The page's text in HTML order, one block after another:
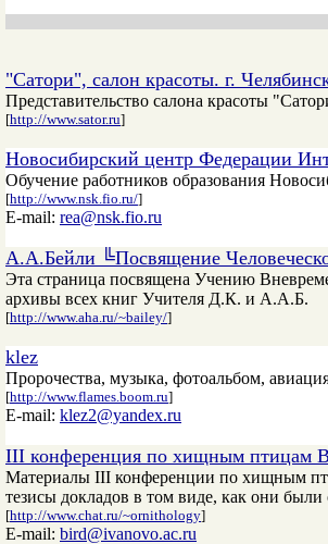
"Сатори", салон красоты. г.
Представительство салона красоты
[http://www.sator.ru]
Новосибирский центр Федерации
Обучение работников образования
[http://www.nsk.fio.ru/]
E-mail: rea@nsk.fio.ru
А.А.Бейли ╚Посвящение
Эта страница посвящена Учению
архивы всех книг Учителя Д.К. и А.А.Б.
[http://www.aha.ru/~bailey/]
klez
Пророчества, музыка, фотоальбом,
[http://www.flames.boom.ru]
E-mail: klez2@yandex.ru
III конференция по хищным птицам
Материалы III конференции по хищным
тезисы докладов в том виде, как они
[http://www.chat.ru/~ornithology]
E-mail: bird@ivanovo.ac.ru